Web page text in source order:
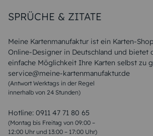
Meine Kartenmanufaktur ist ein Karten-
Online-Designer in Deutschland und bietet
einfache Möglichkeit Ihre Karten selbst zu
service@meine-kartenmanufaktur.de
(Antwort Werktags in der Regel
innerhalb von 24 Stunden)
Hotline: 0911 47 71 80 65
(Montag bis Freitag von 09:00 –
12:00 Uhr und 13:00 – 17:00 Uhr)
Unsere Produktion
Magazin
FAQ
Widerrufsbelehrung
SPRÜCHE & ZITATE
Liebeskummer Sprüche
Sommer Sprüche
Muttertagssprüche
Sprüche zur Hochzeit
Sprüche zur Konfirmation & Kommunion
Weihnachtsgedichte
Liebessprüche
Geburtstagssprüche
Trauersprüche